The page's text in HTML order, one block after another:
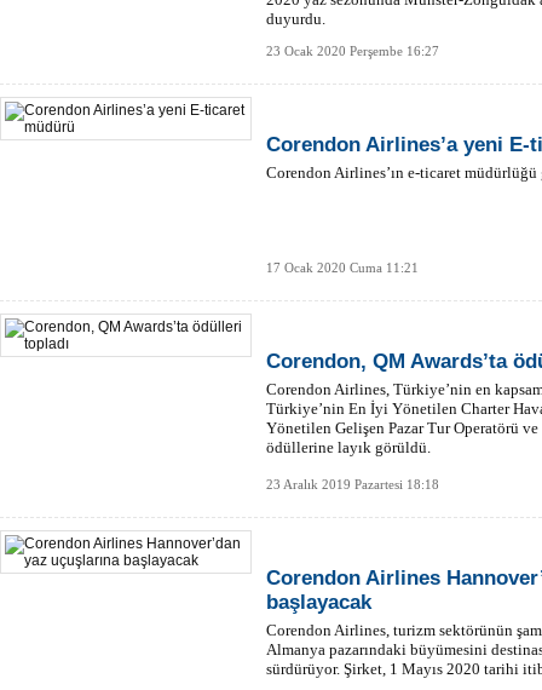
duyurdu.
23 Ocak 2020 Perşembe 16:27
Corendon Airlines’a yeni E-
Corendon Airlines’ın e-ticaret
17 Ocak 2020 Cuma 11:21
Corendon, QM Awards’ta
Corendon Airlines, Türkiye’nin en
Türkiye’nin En İyi Yönetilen Charter
Yönetilen Gelişen Pazar Tur Operatörü
ödüllerine layık görüldü.
23 Aralık 2019 Pazartesi 18:18
Corendon Airlines
başlayacak
Corendon Airlines, turizm sektörünün
Almanya pazarındaki büyümesini
sürdürüyor. Şirket, 1 Mayıs 2020 tarihi